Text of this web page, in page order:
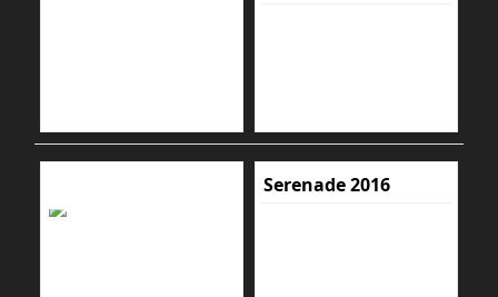
Serenade 2016